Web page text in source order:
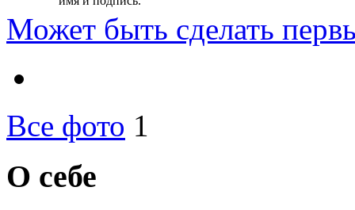
Может быть сделать
Все фото 1
О себе